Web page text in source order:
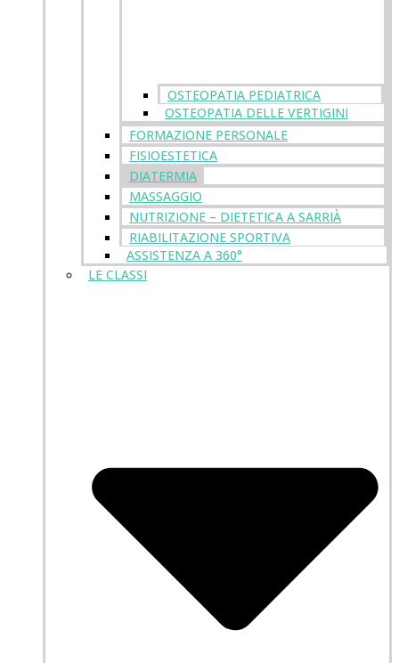
OSTEOPATIA PEDIATRICA
OSTEOPATIA DELLE VERTIGINI
FORMAZIONE PERSONALE
FISIOESTETICA
DIATERMIA
MASSAGGIO
NUTRIZIONE – DIETETICA A SARRIÀ
RIABILITAZIONE SPORTIVA
ASSISTENZA A 360°
LE CLASSI